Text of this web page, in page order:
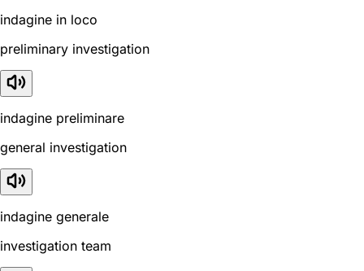
indagine in loco
preliminary investigation
indagine preliminare
general investigation
indagine generale
investigation team